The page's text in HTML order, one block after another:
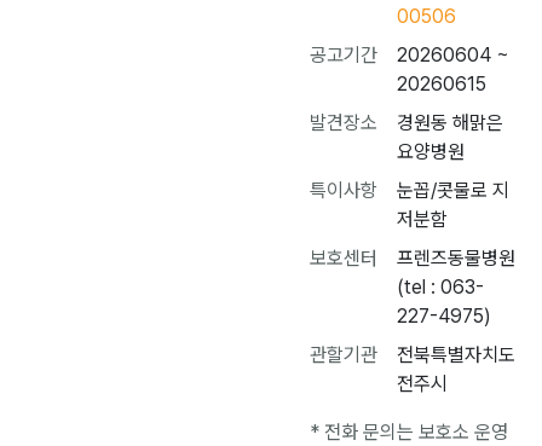
00506
공고기간
20260604 ~
20260615
발견장소
경원동 해맑은
요양병원
특이사항
눈꼽/콧물로 지
저분함
보호센터
프렌즈동물병원
(tel : 063-
227-4975)
관할기관
전북특별자치도
전주시
* 전화 문의는 보호소 운영